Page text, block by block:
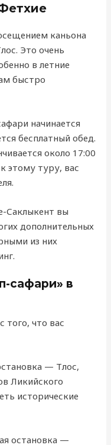
каньона
Это очень
в летние
быстро
начинается
бесплатный обед.
около 17:00
этому туру, вас
Саклыкент вы
дополнительных
из них
сафари» в
того, что вас
— Тлос,
Ликийского
исторические
остановка —